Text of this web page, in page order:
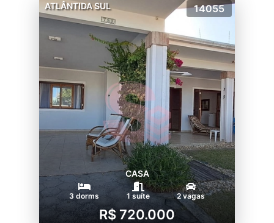
ATLÂNTIDA SUL 14055
CASA
3 dorms 1 suíte 2 vagas
R$ 720.000